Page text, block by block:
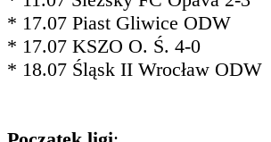
* 17.07 Piast Gliwice ODW
* 17.07 KSZO O. Ś. 4-0
* 18.07 Śląsk II Wrocław ODW